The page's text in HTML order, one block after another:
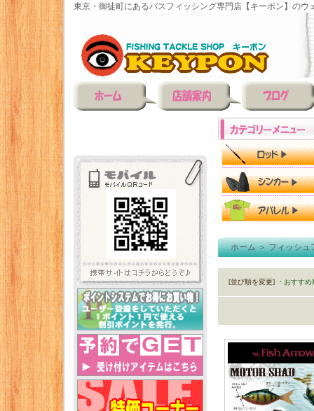
東京・御徒町にあるバスフィッシング専門店【キーポン】のウ
ホーム＞フィッシュ
[並び順を変更] ・おすすめ